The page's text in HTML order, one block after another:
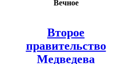
Вечное
Второе
правительство
Медведева